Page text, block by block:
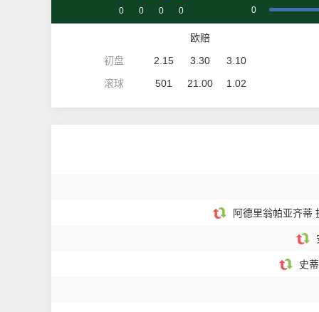
0 0 0 0 0
初盘
滚球
欧赔
2.15
3.30
3.10
501
21.00 1.02
阿德里翁帕亚齐蒂
史